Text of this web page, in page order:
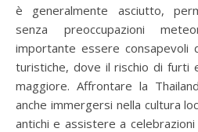
è generalmente asciutto,
senza preoccupazioni
importante essere consapevoli
turistiche, dove il rischio di
maggiore. Affrontare la
anche immergersi nella cultura
antichi e assistere a